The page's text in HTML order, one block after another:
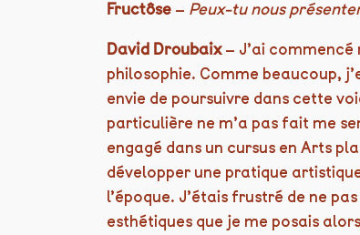
Fructôse – Peux-tu nous
David Droubaix– J’ai commencé
philosophie. Comme beaucoup,
envie de poursuivre dans cette
particulière ne m’a pas fait me
engagé dans un cursus en Arts
développer une pratique
l’époque. J’étais frustré de ne
esthétiques que je me posais